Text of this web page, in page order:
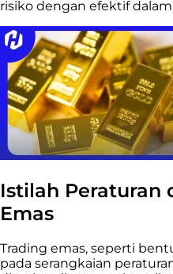
risiko dengan efektif
Istilah Peraturan
Emas
Trading emas, seperti
pada serangkaian